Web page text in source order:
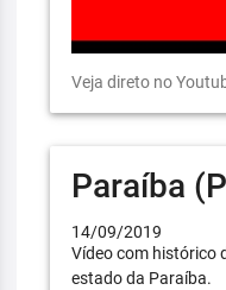
Veja direto no
Paraíba
14/09/2019
Vídeo com histórico
estado da Paraíba.